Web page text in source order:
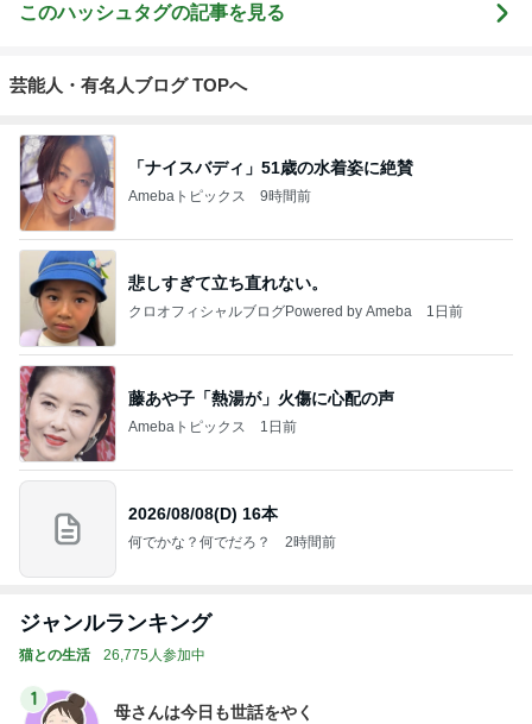
このハッシュタグの記事を見る
芸能人・有名人ブログ TOPへ
「ナイスバディ」51歳の水着姿に絶賛
Amebaトピックス 9時間前
悲しすぎて立ち直れない。
クロオフィシャルブログPowered by Ameba 1日前
藤あや子「熱湯が」火傷に心配の声
Amebaトピックス 1日前
2026/08/08(D) 16本
何でかな？何でだろ？ 2時間前
ジャンルランキング
猫との生活 26,775人参加中
1
母さんは今日も世話をやく